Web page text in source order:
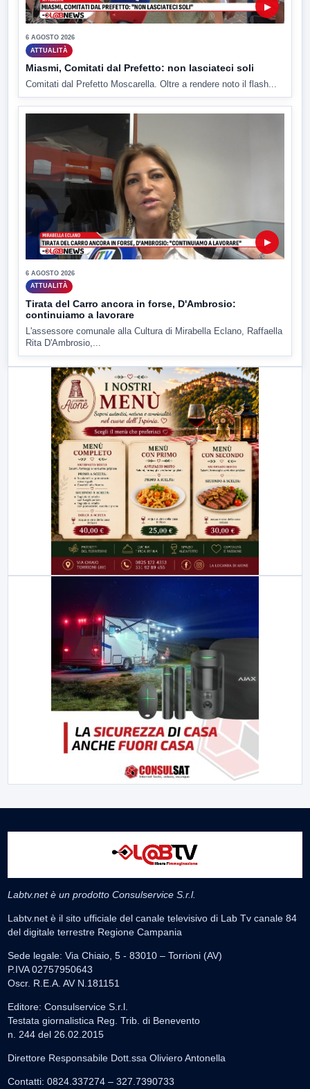
▶
6 AGOSTO 2026
ATTUALITÀ
Miasmi, Comitati dal Prefetto: non lasciateci soli
Comitati dal Prefetto Moscarella. Oltre a rendere noto il flash...
▶
6 AGOSTO 2026
ATTUALITÀ
Tirata del Carro ancora in forse, D'Ambrosio:
continuiamo a lavorare
L'assessore comunale alla Cultura di Mirabella Eclano, Raffaella
Rita D'Ambrosio,...
Labtv.net è un prodotto Consulservice S.r.l.
Labtv.net è il sito ufficiale del canale televisivo di Lab Tv canale 84
del digitale terrestre Regione Campania
Sede legale: Via Chiaio, 5 - 83010 – Torrioni (AV)
P.IVA 02757950643
Oscr. R.E.A. AV N.181151
Editore: Consulservice S.r.l.
Testata giornalistica Reg. Trib. di Benevento
n. 244 del 26.02.2015
Direttore Responsabile Dott.ssa Oliviero Antonella
Contatti: 0824.337274 – 327.7390733